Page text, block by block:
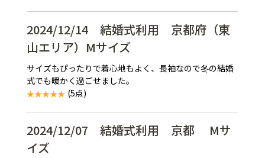
2024/12/14 結婚式利用 京都府（東
山エリア）Mサイズ
サイズもぴったりで着心地もよく、長袖なので冬の結婚
式でも暖かく過ごせました。
(5点)
2024/12/07 結婚式利用 京都 Mサ
イズ